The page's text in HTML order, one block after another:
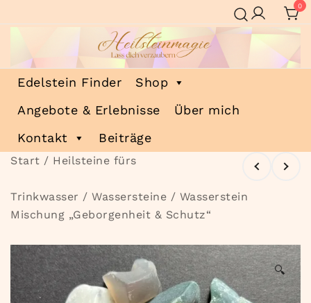
Inhalt
0
Heilsteinmagie
Lass dich verzaubern
Edelstein Finder
Shop
Angebote & Erlebnisse
Über mich
Kontakt
Beiträge
Start / Heilsteine fürs
Trinkwasser / Wassersteine / Wasserstein
Mischung „Geborgenheit & Schutz“
🔍